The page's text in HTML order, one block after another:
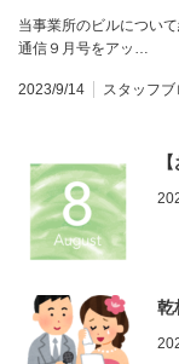
当事業所のビルについ
通信９月号をアッ…
2023/9/14 スタッフブ
乾